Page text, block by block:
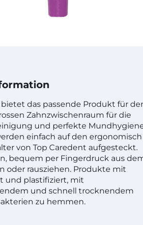
das passende Produkt für
Zahnzwischenraum für die
und perfekte
einfach auf den ergonomisch
von Top Caredent aufgesteckt.
bequem per Fingerdruck aus
oder rausziehen. Produkte mit
und plastifiziert, mit
und schnell trocknendem
zu hemmen.